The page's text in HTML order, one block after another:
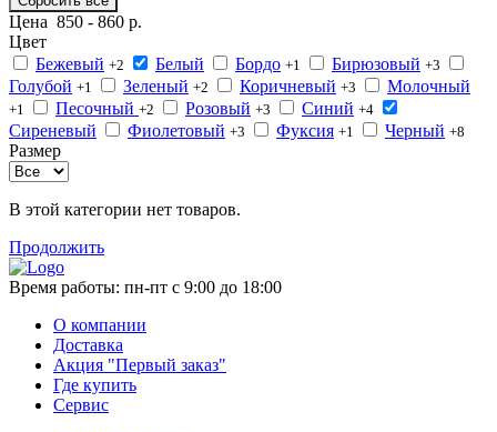
Цена 850 - 860 р.
Цвет
Бежевый +2 Белый Бордо +1 Бирюзовый +3
Голубой +1 Зеленый +2 Коричневый +3 Молочный
+1 Песочный +2 Розовый +3 Синий +4
Сиреневый Фиолетовый +3 Фуксия +1 Черный +8
Размер
В этой категории нет товаров.
Продолжить
Время работы: пн-пт с 9:00 до 18:00
О компании
Доставка
Акция "Первый заказ"
Где купить
Сервис